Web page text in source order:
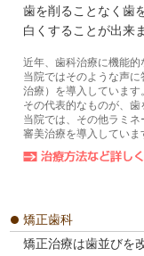
歯を削ることなく歯
白くすることが出来
近年、歯科治療に機能的
当院ではそのような声
治療）を導入しています。
その代表的なものが、歯
当院では、その他ラミ
審美治療を導入していま
矯正歯科
矯正治療は歯並びを